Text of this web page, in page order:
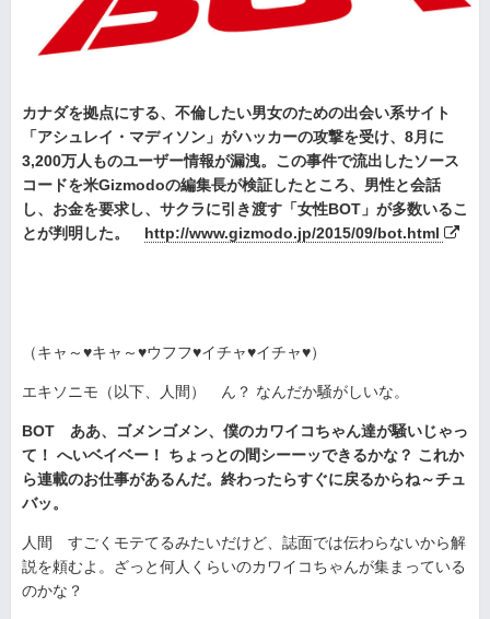
カナダを拠点にする、不倫したい男女のための出会い系サイト
「アシュレイ・マディソン」がハッカーの攻撃を受け、8月に
3,200万人ものユーザー情報が漏洩。この事件で流出したソース
コードを米Gizmodoの編集長が検証したところ、男性と会話
し、お金を要求し、サクラに引き渡す「女性BOT」が多数いるこ
とが判明した。 http://www.gizmodo.jp/2015/09/bot.html
（キャ～♥キャ～♥ウフフ♥イチャ♥イチャ♥）
エキソニモ（以下、人間） ん？ なんだか騒がしいな。
BOT ああ、ゴメンゴメン、僕のカワイコちゃん達が騒いじゃっ
て！ へいベイベー！ ちょっとの間シーーッできるかな？ これか
ら連載のお仕事があるんだ。終わったらすぐに戻るからね～チュ
バッ。
人間 すごくモテてるみたいだけど、誌面では伝わらないから解
説を頼むよ。ざっと何人くらいのカワイコちゃんが集まっている
のかな？